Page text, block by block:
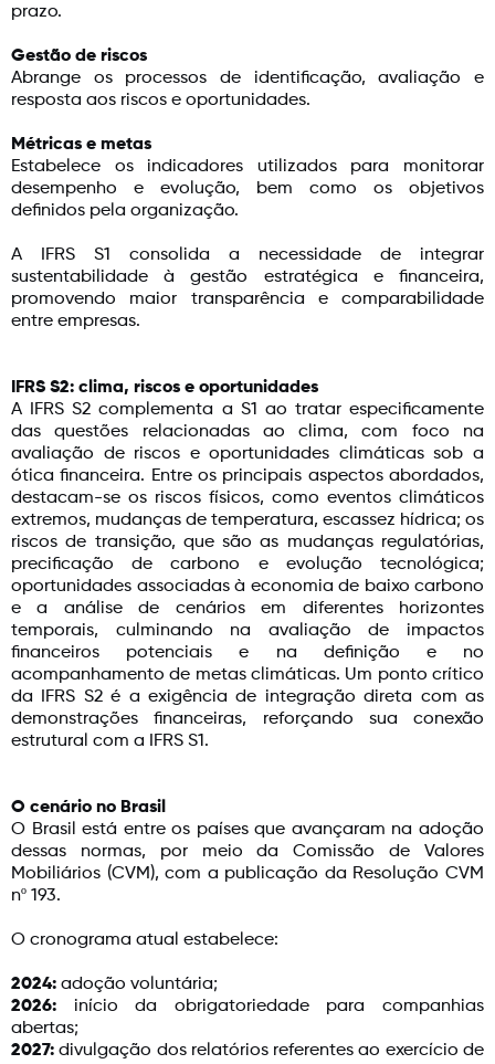
prazo.
Gestão de riscos
Abrange os processos de identificação, avaliação e
resposta aos riscos e oportunidades.
Métricas e metas
Estabelece os indicadores utilizados para monitorar
desempenho e evolução, bem como os objetivos
definidos pela organização.
A IFRS S1 consolida a necessidade de integrar
sustentabilidade à gestão estratégica e financeira,
promovendo maior transparência e comparabilidade
entre empresas.
IFRS S2: clima, riscos e oportunidades
A IFRS S2 complementa a S1 ao tratar especificamente
das questões relacionadas ao clima, com foco na
avaliação de riscos e oportunidades climáticas sob a
ótica financeira. Entre os principais aspectos abordados,
destacam-se os riscos físicos, como eventos climáticos
extremos, mudanças de temperatura, escassez hídrica; os
riscos de transição, que são as mudanças regulatórias,
precificação de carbono e evolução tecnológica;
oportunidades associadas à economia de baixo carbono
e a análise de cenários em diferentes horizontes
temporais, culminando na avaliação de impactos
financeiros potenciais e na definição e no
acompanhamento de metas climáticas. Um ponto crítico
da IFRS S2 é a exigência de integração direta com as
demonstrações financeiras, reforçando sua conexão
estrutural com a IFRS S1.
O cenário no Brasil
O Brasil está entre os países que avançaram na adoção
dessas normas, por meio da Comissão de Valores
Mobiliários (CVM), com a publicação da Resolução CVM
nº 193.
O cronograma atual estabelece:
2024: adoção voluntária;
2026: início da obrigatoriedade para companhias
abertas;
2027: divulgação dos relatórios referentes ao exercício de